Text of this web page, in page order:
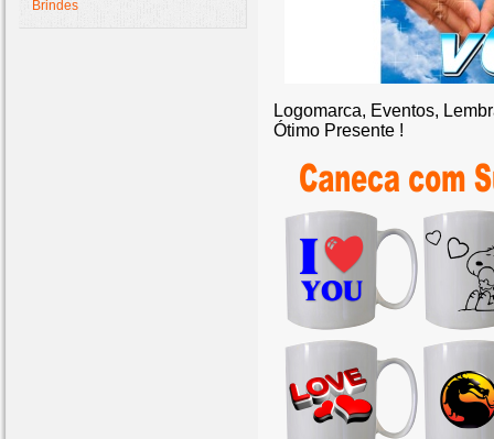
Brindes
Logomarca, Eventos,
Ótimo Presente !